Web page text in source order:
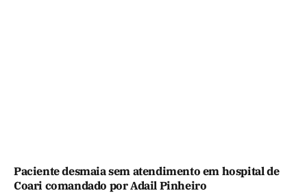
Paciente desmaia sem atendimento em hospital de
Coari comandado por Adail Pinheiro